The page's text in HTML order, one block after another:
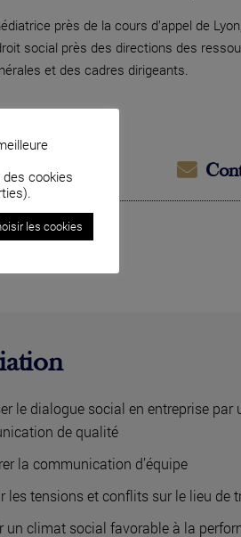
près de la cours d’appel de
social près des directions des
et des cadres dirigeants.
71 51
le dialogue social en entreprise par
de qualité
la communication d’équipe
les tensions et conflits sur le lieu de
un climat social favorable à la
cookies
les cookies